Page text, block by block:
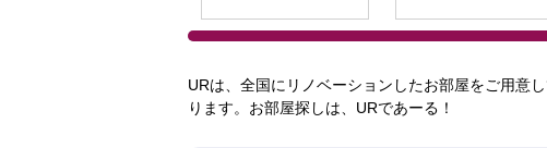
URは、全国にリノベーションしたお部屋をご用意
ります。お部屋探しは、URであーる！